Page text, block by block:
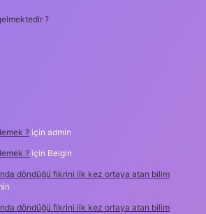
?
? için admin
? için Belgin
döndüğü fikrini ilk kez ortaya atan bilim
döndüğü fikrini ilk kez ortaya atan bilim